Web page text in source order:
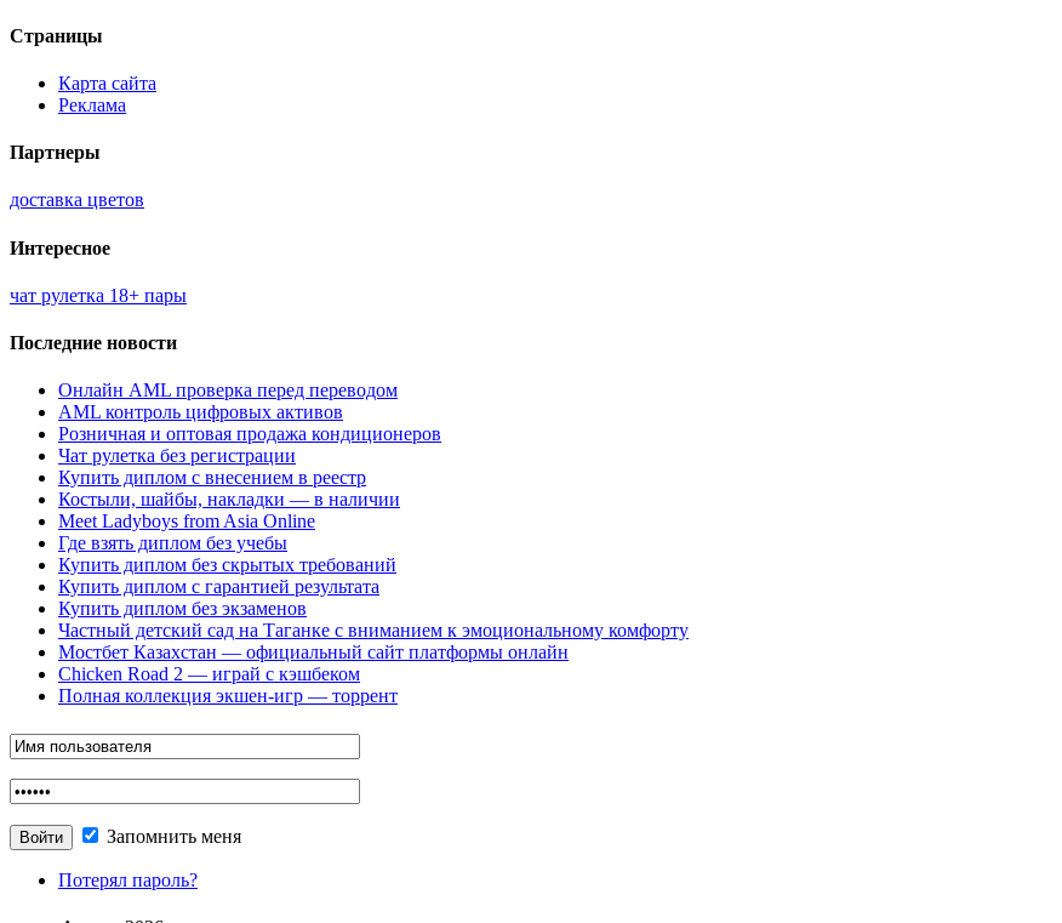
Страницы
Карта сайта
Реклама
Партнеры
доставка цветов
Интересное
чат рулетка 18+ пары
Последние новости
Онлайн AML проверка перед переводом
AML контроль цифровых активов
Розничная и оптовая продажа кондиционеров
Чат рулетка без регистрации
Купить диплом с внесением в реестр
Костыли, шайбы, накладки — в наличии
Meet Ladyboys from Asia Online
Где взять диплом без учебы
Купить диплом без скрытых требований
Купить диплом с гарантией результата
Купить диплом без экзаменов
Частный детский сад на Таганке с вниманием к эмоциональному комфорту
Мостбет Казахстан — официальный сайт платформы онлайн
Chicken Road 2 — играй с кэшбеком
Полная коллекция экшен-игр — торрент
Запомнить меня
Потерял пароль?